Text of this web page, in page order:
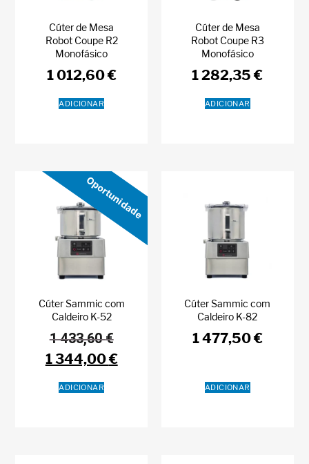
Cúter de Mesa
Robot Coupe R2
Monofásico
1 012,60€
ADICIONAR
Cúter de Mesa
Robot Coupe R3
Monofásico
1 282,35€
ADICIONAR
Oportunidade
Cúter Sammic com
Caldeiro K-52
1 433,60€
1 344,00€
ADICIONAR
Cúter Sammic com
Caldeiro K-82
1 477,50€
ADICIONAR